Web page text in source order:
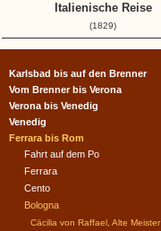
Karlsbad bis auf den Brenner
Vom Brenner bis Verona
Verona bis Venedig
Venedig
Ferrara bis Rom
Fahrt auf dem Po
Ferrara
Cento
Bologna
Cäcilia von Raffael, Alte Meister
Italienische Reise
(1829)